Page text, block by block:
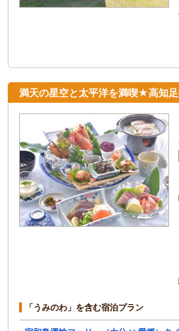
満天の星空と太平洋を満喫★高知
「うみのわ」を含む宿泊プラン